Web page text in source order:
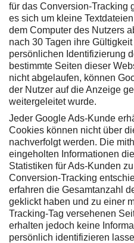
für das Conversion-Tracking
es sich um kleine
dem Computer des Nutzers
nach 30 Tagen ihre
persönlichen Identifizierung
bestimmte Seiten dieser
nicht abgelaufen, können
der Nutzer auf die Anzeige
weitergeleitet wurde.
Jeder Google Ads-Kunde
Cookies können nicht über
nachverfolgt werden. Die
eingeholten Informationen
Statistiken für Ads-Kunden
Conversion-Tracking
erfahren die Gesamtanzahl
geklickt haben und zu einer
Tracking-Tag versehenen
erhalten jedoch keine
persönlich identifizieren